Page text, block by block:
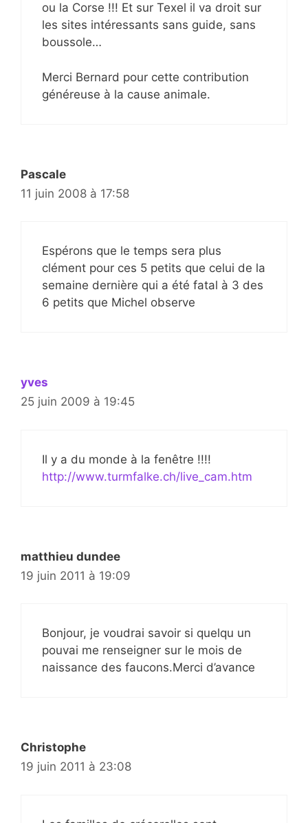
ou la Corse !!! Et sur Texel il va droit sur
les sites intéressants sans guide, sans
boussole…
Merci Bernard pour cette contribution
généreuse à la cause animale.
Pascale
11 juin 2008 à 17:58
Espérons que le temps sera plus
clément pour ces 5 petits que celui de la
semaine dernière qui a été fatal à 3 des
6 petits que Michel observe
yves
25 juin 2009 à 19:45
Il y a du monde à la fenêtre !!!!
http://www.turmfalke.ch/live_cam.htm
matthieu dundee
19 juin 2011 à 19:09
Bonjour, je voudrai savoir si quelqu un
pouvai me renseigner sur le mois de
naissance des faucons.Merci d’avance
Christophe
19 juin 2011 à 23:08